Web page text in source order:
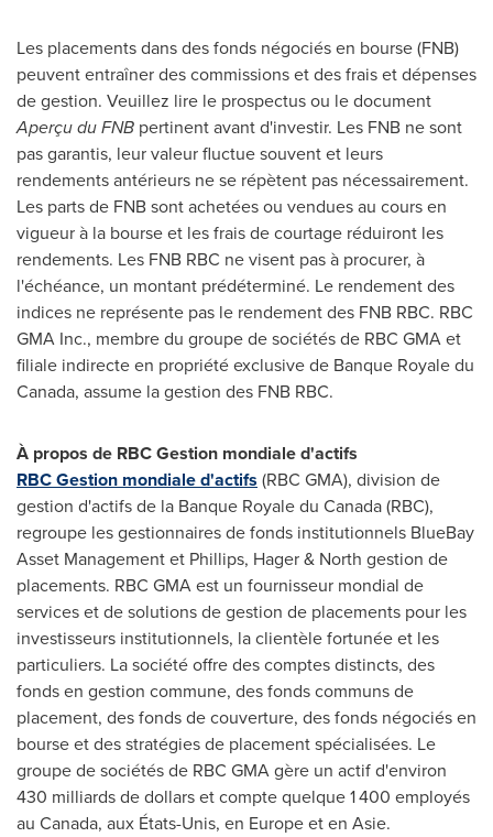
Les placements dans des fonds négociés en bourse (FNB)
peuvent entraîner des commissions et des frais et dépenses
de gestion. Veuillez lire le prospectus ou le document
Aperçu du FNB pertinent avant d'investir. Les FNB ne sont
pas garantis, leur valeur fluctue souvent et leurs
rendements antérieurs ne se répètent pas nécessairement.
Les parts de FNB sont achetées ou vendues au cours en
vigueur à la bourse et les frais de courtage réduiront les
rendements. Les FNB RBC ne visent pas à procurer, à
l'échéance, un montant prédéterminé. Le rendement des
indices ne représente pas le rendement des FNB RBC. RBC
GMA Inc., membre du groupe de sociétés de RBC GMA et
filiale indirecte en propriété exclusive de Banque Royale du
Canada, assume la gestion des FNB RBC.
À propos de RBC Gestion mondiale d'actifs
RBC Gestion mondiale d'actifs (RBC GMA), division de
gestion d'actifs de la Banque Royale du Canada(RBC),
regroupe les gestionnaires de fonds institutionnels BlueBay
Asset Management et Phillips, Hager & North gestion de
placements. RBC GMA est un fournisseur mondial de
services et de solutions de gestion de placements pour les
investisseurs institutionnels, la clientèle fortunée et les
particuliers. La société offre des comptes distincts, des
fonds en gestion commune, des fonds communs de
placement, des fonds de couverture, des fonds négociés en
bourse et des stratégies de placement spécialisées. Le
groupe de sociétés de RBC GMA gère un actif d'environ
430 milliards de dollars et compte quelque 1 400 employés
au Canada, aux États-Unis, en Europeet en Asie.